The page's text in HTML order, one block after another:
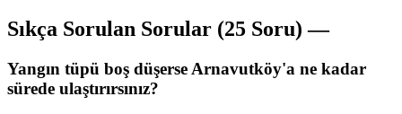
Sıkça Sorulan Sorular (25 Soru) —
Yangın tüpü boş düşerse Arnavutköy'a ne kadar
sürede ulaştırırsınız?